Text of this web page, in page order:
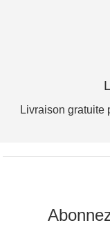
Livraison gratuite